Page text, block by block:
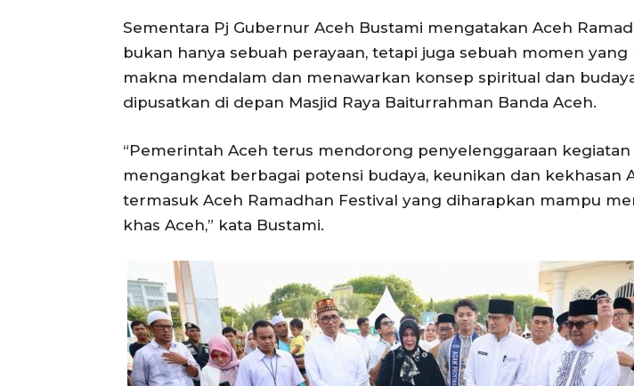
Terkini
SUBSCRIBE NOW
Hiburan
Opini
Olahraga
Teknologi
Indeks
Redaksi
Kebijakan
Pedoman
Hubungi
Sementara Pj Gubernur Aceh Bustami mengatakan Aceh
bukan hanya sebuah perayaan, tetapi juga sebuah momen yang
makna mendalam dan menawarkan konsep spiritual dan
dipusatkan di depan Masjid Raya Baiturrahman Banda Aceh.
“Pemerintah Aceh terus mendorong penyelenggaraan
mengangkat berbagai potensi budaya, keunikan dan kekhasan
termasuk Aceh Ramadhan Festival yang diharapkan mampu
khas Aceh,” kata Bustami.